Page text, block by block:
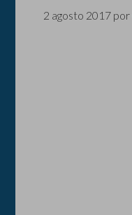
2 agosto 2017 por